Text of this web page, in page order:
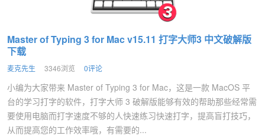
Master of Typing 3 for Mac v15.11 打字大师3 中文破解版
下载
麦克先生 3346浏览 0评论
小编为大家带来 Master of Typing 3 for Mac，这是一款 MacOS 平
台的学习打字的软件，打字大师 3 破解版能够有效的帮助那些经常需
要使用电脑而打字速度不够的人快速练习快速打字，提高盲打技巧，
从而提高您的工作效率哦，有需要的...